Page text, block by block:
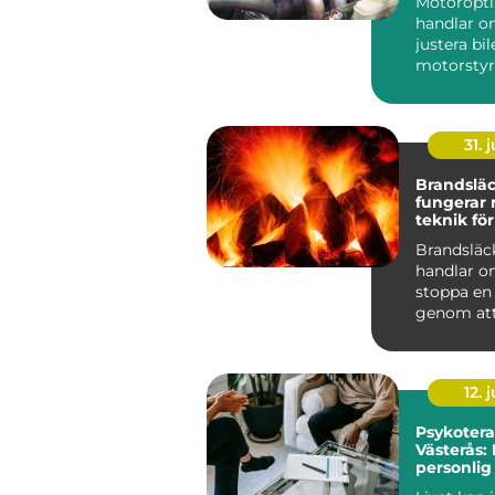
handlar
justera
31.
fungerar
teknik för
handlar
stoppa en
genom
12.
Västerås: